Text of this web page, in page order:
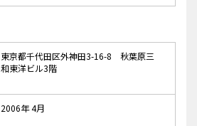
東京都千代田区外神田3-16-8 秋葉原三
和東洋ビル3階
2006年 4月